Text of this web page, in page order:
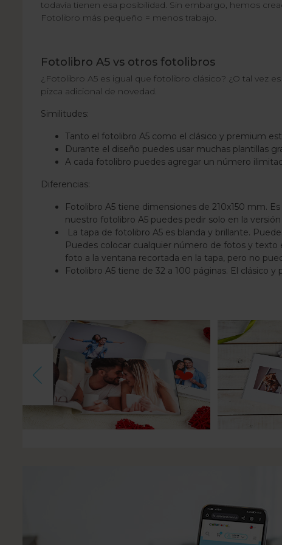
todavía tienen esa posibilidad. Sin embargo, hemos
Fotolibro más pequeño = menos trabajo.
Fotolibro A5 vs otros fotolibros
¿Fotolibro A5 es igual que fotolibro clásico? ¿O tal vez
pizca adicional de novedad.
Similitudes:
Tanto el fotolibro A5 como el clásico y premium
Durante el diseño puedes usar muchas plantillas
A cada fotolibro puedes agregar un número
Diferencias:
Fotolibro A5 tiene dimensiones de 210x150 mm.
nuestro fotolibro A5 puedes pedir solo en la
La tapa de fotolibro A5 es blanda y brillante.
Puedes colocar cualquier número de fotos y texto
foto a la ventana recortada en la tapa, pero no
Fotolibro A5 tiene de 32 a 100 páginas. El clásico